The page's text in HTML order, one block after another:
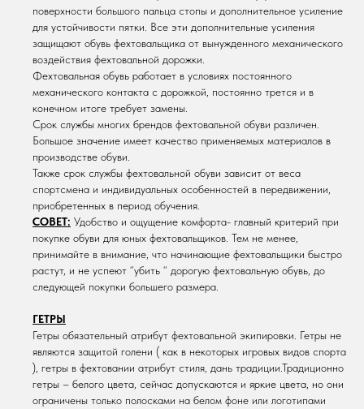
поверхности большого пальца стопы и дополнительное усиление
для устойчивости пятки. Все эти дополнительные усиления
защищают обувь фехтовальщика от вынужденного механического
воздействия фехтовальной дорожки.
Фехтовальная обувь работает в условиях постоянного
механического контакта с дорожкой, постоянно трется и в
конечном итоге требует замены.
Срок службы многих брендов фехтовальной обуви различен.
Большое значение имеет качество применяемых материалов в
производстве обуви.
Также срок службы фехтовальной обуви зависит от веса
спортсмена и индивидуальных особенностей в передвижении,
приобретенных в период обучения.
СОВЕТ: Удобство и ощущение комфорта- главный критерий при
покупке обуви для юных фехтовальщиков. Тем не менее,
принимайте в внимание, что начинающие фехтовальщики быстро
растут, и не успеют “убить “ дорогую фехтовальную обувь, до
следующей покупки большего размера.
ГЕТРЫ
Гетры обязательный атрибут фехтовальной экипировки. Гетры не
являются защитой голени ( как в некоторых игровых видов спорта
), гетры в фехтовании атрибут стиля, дань традиции.Традиционно
гетры – белого цвета, сейчас допускаются и яркие цвета, но они
ограничены только полосками на белом фоне или логотипами